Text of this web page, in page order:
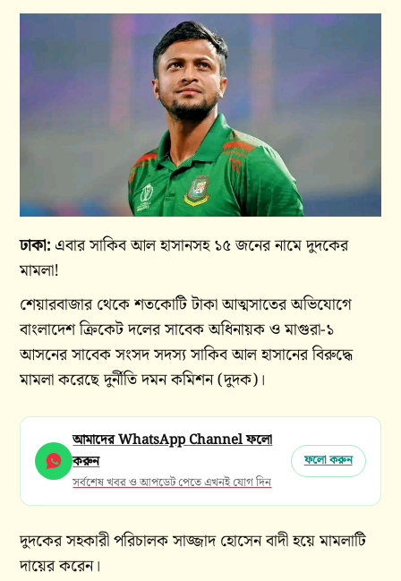
ঢাকা: এবার সাকিব আল হাসানসহ ১৫ জনের নামে দুদকের
মামলা!
শেয়ারবাজার থেকে শতকোটি টাকা আত্মসাতের অভিযোগে
বাংলাদেশ ক্রিকেট দলের সাবেক অধিনায়ক ও মাগুরা-১
আসনের সাবেক সংসদ সদস্য সাকিব আল হাসানের বিরুদ্ধে
মামলা করেছে দুর্নীতি দমন কমিশন (দুদক)।
আমাদের WhatsApp Channel ফলো
করুন
সর্বশেষ খবর ও আপডেট পেতে এখনই যোগ দিন
ফলো করুন
দুদকের সহকারী পরিচালক সাজ্জাদ হোসেন বাদী হয়ে মামলাটি
দায়ের করেন।